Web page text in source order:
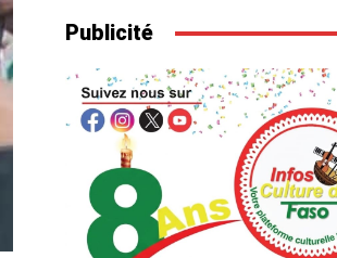
Publicité